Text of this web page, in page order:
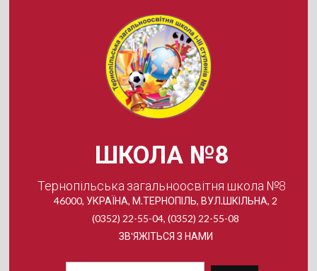
ШКОЛА №8
Тернопільська загальноосвітня школа №8
46000, УКРАЇНА, М.ТЕРНОПІЛЬ, ВУЛ.ШКІЛЬНА, 2
(0352) 22-55-04, (0352) 22-55-08
ЗВ'ЯЖІТЬСЯ З НАМИ